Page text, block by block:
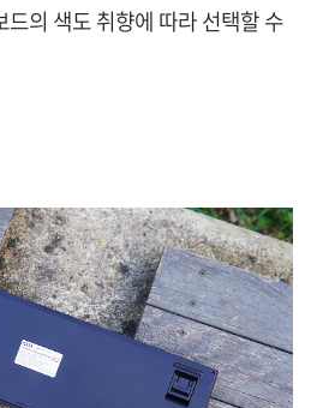
드의 색도 취향에 따라 선택할 수